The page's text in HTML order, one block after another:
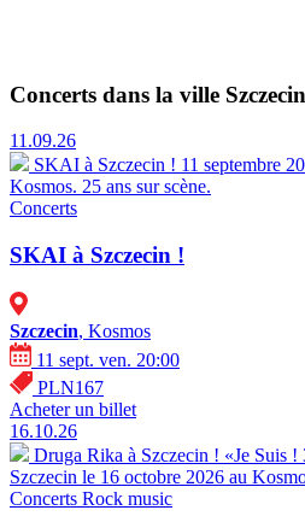
Concerts dans la ville
11.09.26
SKAI à Szczecin ! 11 septembre
Kosmos. 25 ans sur scène.
Concerts
SKAI à Szczecin !
Szczecin, Kosmos
11 sept. ven. 20:00
PLN167
Acheter un billet
16.10.26
Druga Rika à Szczecin ! «Je Suis !
Szczecin le 16 octobre 2026 au
Concerts Rock music